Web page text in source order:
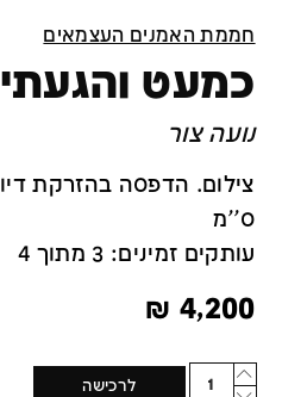
חממת האמנים העצמאים
כמעט והגעתי
נועה צור
ס''מ
עותקים זמינים: 3 מתוך 4
4,200
₪
Quantity
לרכישה